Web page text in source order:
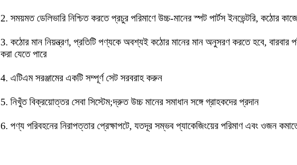
2. সময়মত ডেলিভারি নিশ্চিত করতে প্রচুর পরিমাণে উচ্চ-মানের স্পট পার্টস ইনভেন্টরি, কঠোর
3. কঠোর মান নিয়ন্ত্রণ, প্রতিটি পণ্যকে অবশ্যই কঠোর মানের মান অনুসরণ করতে হবে, বারবার
করা যেতে পারে
4. এটিএম সরঞ্জামের একটি সম্পূর্ণ সেট সরবরাহ করুন
5. নিখুঁত বিক্রয়োত্তর সেবা সিস্টেম;দ্রুত উচ্চ মানের সমাধান সঙ্গে গ্রাহকদের প্রদান
6. পণ্য পরিবহনের নিরাপত্তার প্রেক্ষাপটে, যতদূর সম্ভব প্যাকেজিংয়ের পরিমাণ এবং ওজন